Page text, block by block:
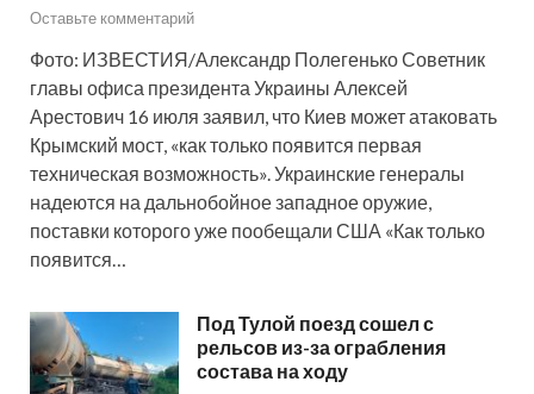
Оставьте комментарий
Фото: ИЗВЕСТИЯ/Александр Полегенько Советник
главы офиса президента Украины Алексей
Арестович 16 июля заявил, что Киев может атаковать
Крымский мост, «как только появится первая
техническая возможность». Украинские генералы
надеются на дальнобойное западное оружие,
поставки которого уже пообещали США «Как только
появится…
Под Тулой поезд сошел с
рельсов из-за ограбления
состава на ходу